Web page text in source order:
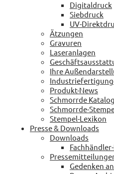
Digitaldruck
Siebdruck
UV-
Ätzungen
Gravuren
Laseranlagen
Ihre
Produkt-News
Schmorrde Katalog
Schmorrde-
Stempel-Lexikon
Presse & Downloads
Downloads
Gedenken